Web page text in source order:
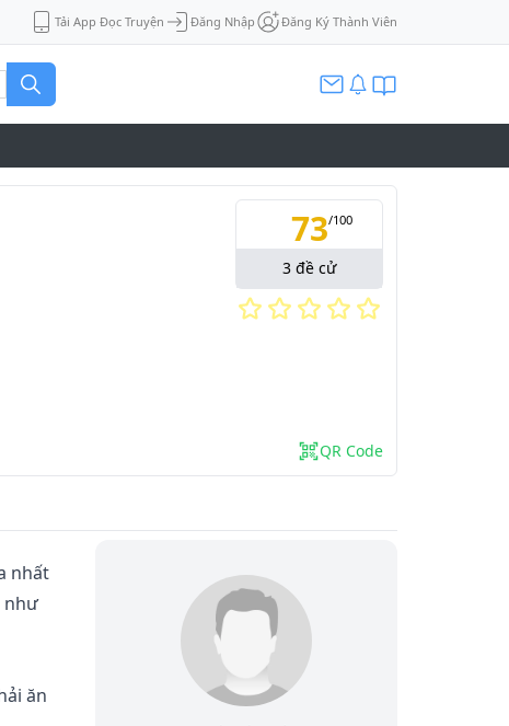
Tải App Đọc Truyện Đăng Nhập Đăng Ký Thành Viên
73/100
3 đề cử
QR Code
nhất
như
ăn